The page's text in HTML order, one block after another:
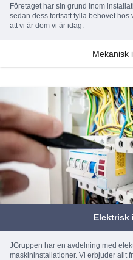
Företaget har sin grund inom
sedan dess fortsatt fylla behovet
att vi är dom vi är idag.
Mekanisk
Elektrisk
JGruppen har en avdelning med
maskininstallationer. Vi erbjuder allt